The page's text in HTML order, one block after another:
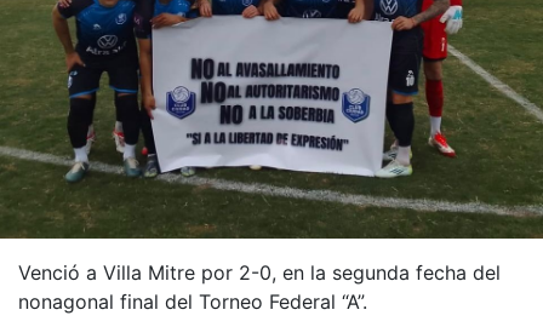
Venció a Villa Mitre por 2-0, en la segunda fecha del
nonagonal final del Torneo Federal “A”.